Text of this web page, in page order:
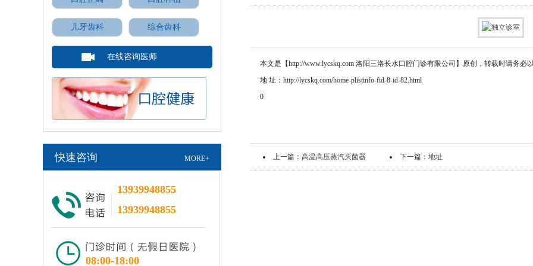
儿牙齿科 综合齿科
在线咨询医师
快速咨询 MORE+
13939948855
13939948855
08:00-18:00
本文是【http://www.lycskq.com 洛阳三洛长水口腔门诊有限公司】原创，转载时请务必
地 址：http://lycskq.com/home-plistinfo-fid-8-id-82.html
0
上一篇： 高温高压蒸汽灭菌器 下一篇： 地址